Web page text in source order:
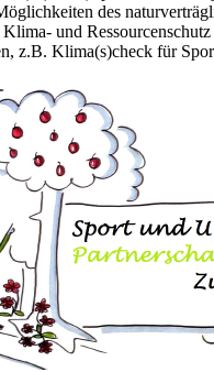
des
und
z.B. Klima(s)check für